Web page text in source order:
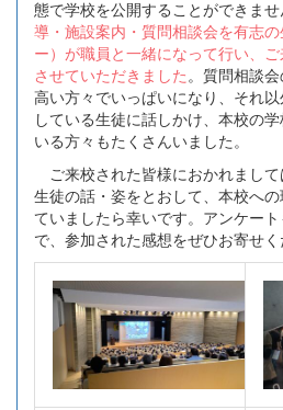
態で学校を公開することができませ
導・施設案内・質問相談会を有志
ー）が職員と一緒になって行い、
させていただきました。質問相談
高い方々でいっぱいになり、それ
している生徒に話しかけ、本校の
いる方々もたくさんいました。
ご来校された皆様におかれまして
生徒の話・姿をとおして、本校へ
ていましたら幸いです。アンケー
で、参加された感想をぜひお寄せく